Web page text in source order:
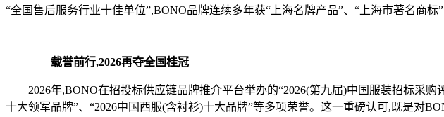
“全国售后服务行业十佳单位”,BONO品牌连续多年获“上海名牌产品”、“上海市著名商标
载誉前行,2026再夺全国桂冠
2026年,BONO在招投标供应链品牌推介平台举办的“2026(第九届)中国服装招标采购
十大领军品牌”、“2026中国西服(含衬衫)十大品牌”等多项荣誉。这一重磅认可,既是对